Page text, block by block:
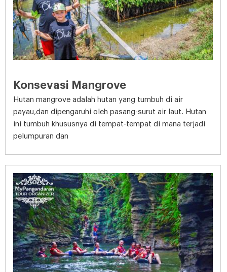
Konsevasi Mangrove
Hutan mangrove adalah hutan yang tumbuh di air
payau,dan dipengaruhi oleh pasang-surut air laut. Hutan
ini tumbuh khususnya di tempat-tempat di mana terjadi
pelumpuran dan